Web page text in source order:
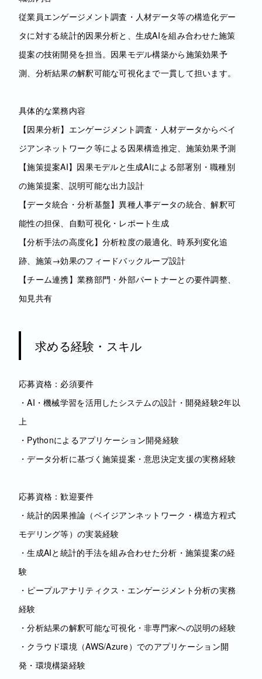
従業員エンゲージメント調査・人材データ等の構造化デー
タに対する統計的因果分析と、生成AIを組み合わせた施策
提案の技術開発を担当。因果モデル構築から施策効果予
測、分析結果の解釈可能な可視化まで一貫して担います。
具体的な業務内容
【因果分析】エンゲージメント調査・人材データからベイ
ジアンネットワーク等による因果構造推定、施策効果予測
【施策提案AI】因果モデルと生成AIによる部署別・職種別
の施策提案、説明可能な出力設計
【データ統合・分析基盤】異種人事データの統合、解釈可
能性の担保、自動可視化・レポート生成
【分析手法の高度化】分析粒度の最適化、時系列変化追
跡、施策→効果のフィードバックループ設計
【チーム連携】業務部門・外部パートナーとの要件調整、
知見共有
求める経験・スキル
応募資格：必須要件
・AI・機械学習を活用したシステムの設計・開発経験2年以
上
・Pythonによるアプリケーション開発経験
・データ分析に基づく施策提案・意思決定支援の実務経験
応募資格：歓迎要件
・統計的因果推論（ベイジアンネットワーク・構造方程式
モデリング等）の実装経験
・生成AIと統計的手法を組み合わせた分析・施策提案の経
験
・ピープルアナリティクス・エンゲージメント分析の実務
経験
・分析結果の解釈可能な可視化・非専門家への説明の経験
・クラウド環境（AWS/Azure）でのアプリケーション開
発・環境構築経験